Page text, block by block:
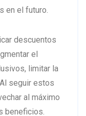
en el futuro.
descuentos
el
limitar la
seguir estos
al máximo
beneficios.